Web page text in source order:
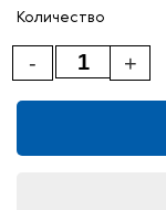
Количество
+
-